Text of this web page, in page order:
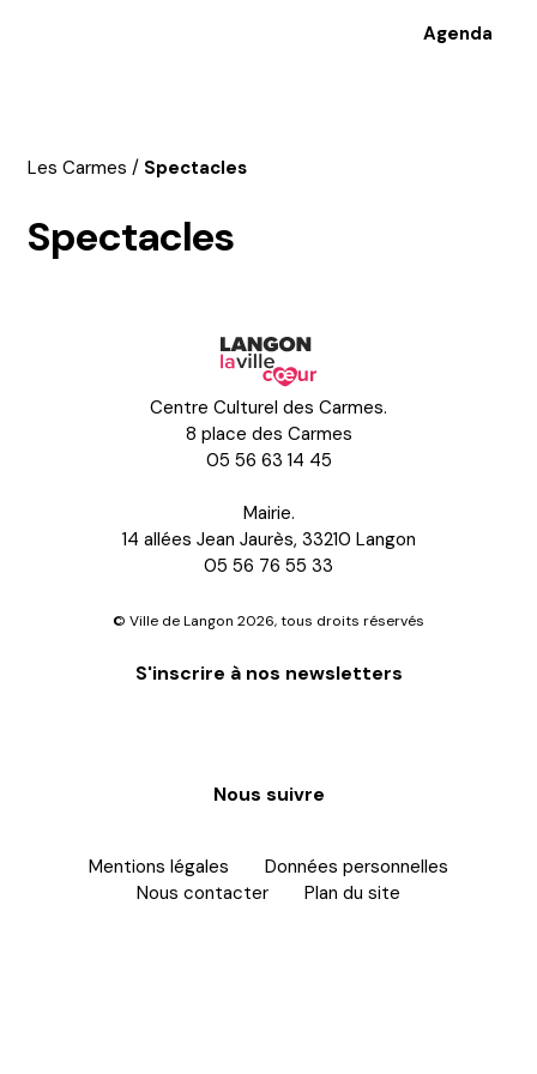
Agenda
Les Carmes / Spectacles
Spectacles
Centre Culturel des Carmes.
8 place des Carmes
05 56 63 14 45
Mairie.
14 allées Jean Jaurès, 33210 Langon
05 56 76 55 33
© Ville de Langon 2026, tous droits réservés
S'inscrire à nos newsletters
Nous suivre
Mentions légales
Données personnelles
Nous contacter
Plan du site